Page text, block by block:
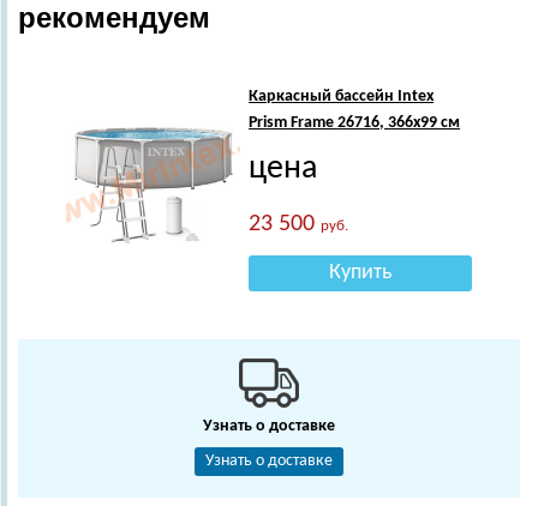
рекомендуем
Каркасный бассейн Intex
Prism Frame 26716, 366х99 см
цена
23 500руб.
Купить
Узнать о доставке
Узнать о доставке